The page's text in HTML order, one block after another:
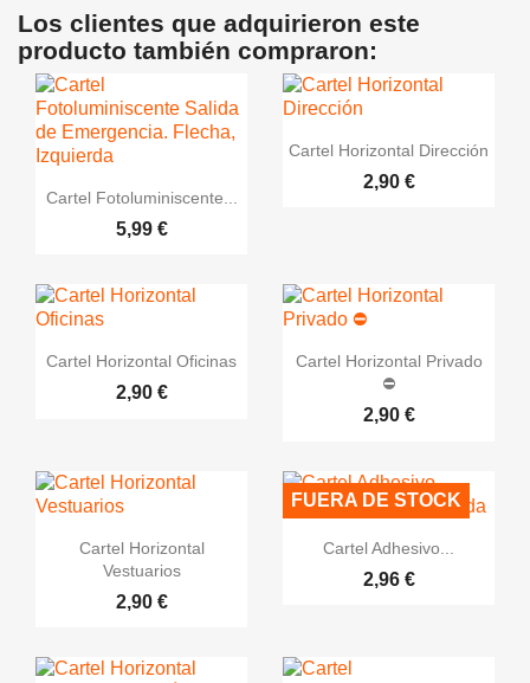
Los clientes que adquirieron este
producto también compraron:
visibility
Vistazo rápido
Cartel Fotoluminiscente...
5,99 €
visibility
Vistazo rápido
Cartel Horizontal Dirección
2,90 €
visibility
Vistazo rápido
Cartel Horizontal Oficinas
2,90 €
visibility
Vistazo rápido
Cartel Horizontal Privado
⛔
2,90 €
visibility
Vistazo rápido
Cartel Horizontal
Vestuarios
2,90 €
visibility
Vistazo rápido
Cartel Adhesivo...
2,96 €
FUERA DE STOCK